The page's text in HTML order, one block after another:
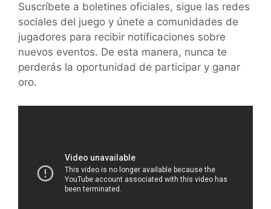
Suscríbete a boletines oficiales, sigue las redes
sociales del juego y únete a comunidades de
jugadores para recibir notificaciones sobre
nuevos eventos. De esta manera, nunca te
perderás la oportunidad de participar y ganar
oro.